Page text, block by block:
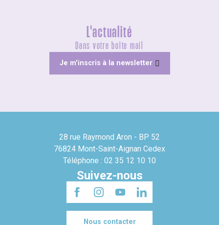
L'actualité
Dans votre boîte mail
Je m'inscris à la newsletter
28 rue Raymond Aron - BP 52
76824 Mont-Saint-Aignan Cedex
Téléphone : 02 35 12 10 10
Suivez-nous
Nous contacter